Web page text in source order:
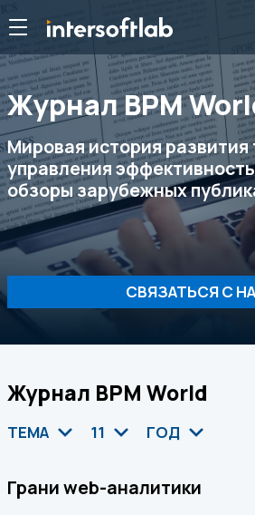
Журнал ВРМ
Мировая история развития
управления
обзоры зарубежных
СВЯЗАТЬСЯ С
Журнал ВРМ World
ТЕМА 11 ГОД
Грани web-аналитики